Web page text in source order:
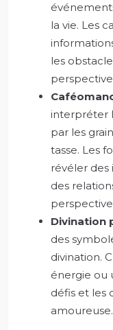
la vie. Les
les
interpréter
par les
tasse. Les
révéler des
des
Divination
des
divination.
énergie ou
défis et les
amoureuse.